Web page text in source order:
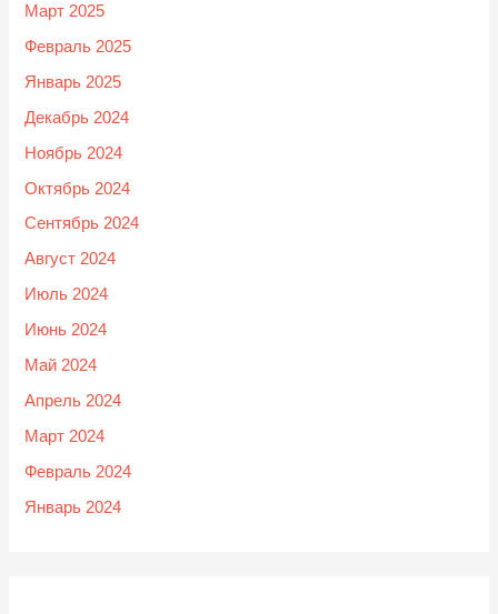
Март 2025
Февраль 2025
Январь 2025
Декабрь 2024
Ноябрь 2024
Октябрь 2024
Сентябрь 2024
Август 2024
Июль 2024
Июнь 2024
Май 2024
Апрель 2024
Март 2024
Февраль 2024
Январь 2024